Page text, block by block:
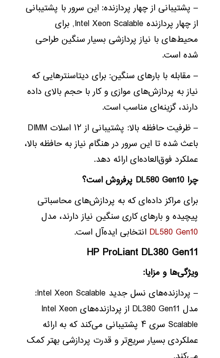
– پشتیبانی از چهار پردازنده: این سرور با پشتیبانی
از چهار پردازنده Intel Xeon Scalable, برای
محیط‌های با نیاز پردازشی بسیار سنگین طراحی
شده است.
– مقابله با بارهای سنگین: برای دیتاسنترهایی که
نیاز به پردازش‌های موازی و کار با حجم بالای داده
دارند، گزینه‌ای مناسب است.
– ظرفیت حافظه بالا: پشتیبانی از ۱۲ اسلات DIMM
باعث شده تا این سرور در هنگام نیاز به حافظه بالا،
عملکرد فوق‌العاده‌ای ارائه دهد.
چرا DL580 Gen10 پرفروش است؟
برای مراکز داده‌ای که به پردازش‌های محاسباتی
پیچیده و بارهای کاری سنگین نیاز دارند، مدل
DL580 Gen10 انتخابی ایده‌آل است.
HP ProLiant DL380 Gen11
ویژگی‌ها و مزایا:
– پردازنده‌های نسل جدید Intel Xeon Scalable:
مدل DL380 Gen11 از پردازنده‌های Intel Xeon
Scalable سری ۴ پشتیبانی می‌کند که به ارائه
عملکردی بسیار سریع‌تر و قدرت پردازشی بهتر کمک